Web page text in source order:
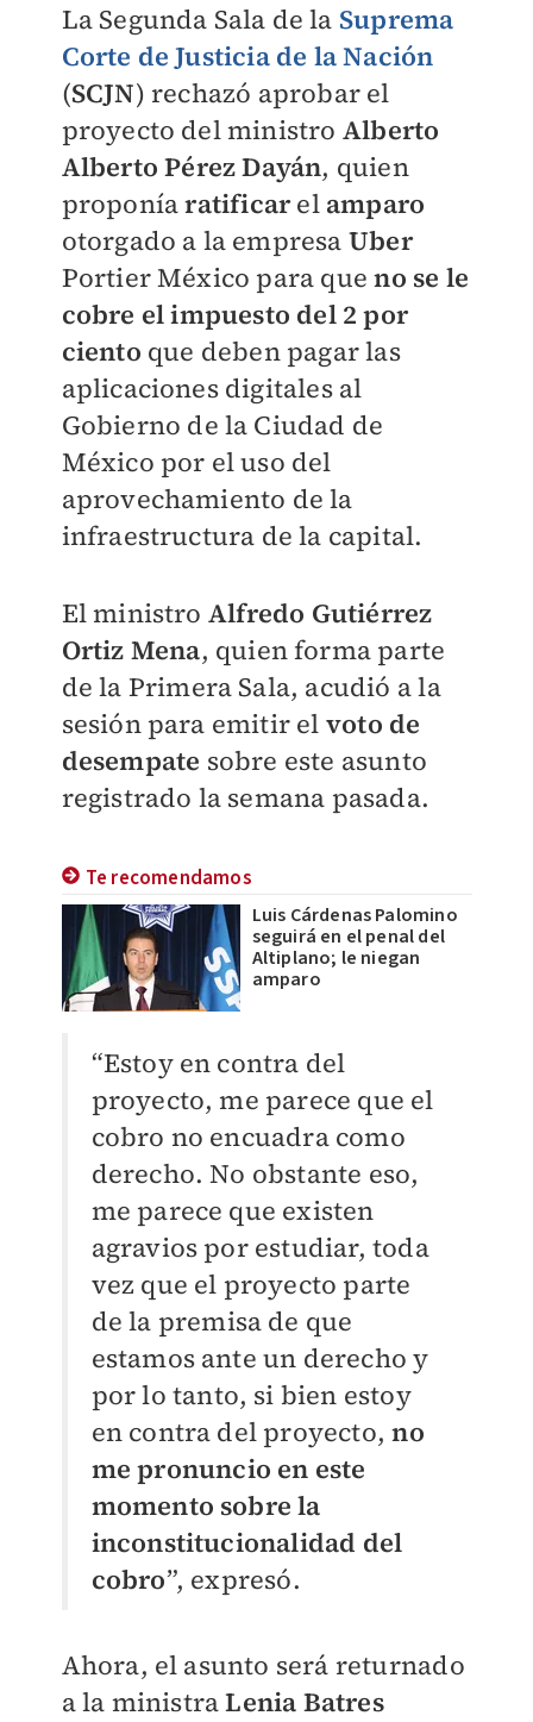
La Segunda Sala de la Suprema
Corte de Justicia de la Nación
(SCJN) rechazó aprobar el
proyecto del ministro Alberto
Alberto Pérez Dayán, quien
proponíaratificarel amparo
otorgado a la empresa Uber
Portier México para queno se le
cobre elimpuesto del 2 por
ciento que deben pagar las
aplicaciones digitales al
Gobierno de la Ciudad de
México por el uso del
aprovechamiento de la
infraestructura de la capital.
El ministro Alfredo Gutiérrez
Ortiz Mena, quien forma parte
de la Primera Sala, acudió a la
sesión para emitir el voto de
desempate sobre este asunto
registrado la semana pasada.
Te recomendamos
Luis Cárdenas Palomino
seguirá en el penal del
Altiplano; le niegan
amparo
“Estoy en contra del
proyecto, me parece que el
cobro no encuadra como
derecho. No obstante eso,
me parece que existen
agravios por estudiar, toda
vez que el proyecto parte
de la premisa de que
estamos ante un derecho y
por lo tanto, si bien estoy
en contra del proyecto, no
me pronuncio en este
momento sobre la
inconstitucionalidad del
cobro”, expresó.
Ahora, el asunto será returnado
a la ministraLenia Batres